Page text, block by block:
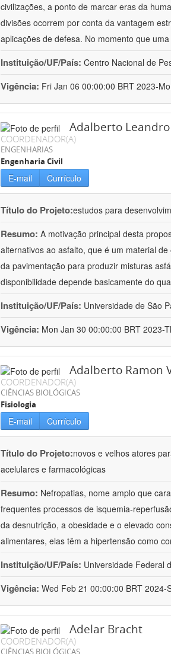
civilizações, a ponto de marcar eras da
divisões ocorrem por conta da vantagem
aplicações de defesa. No momento que
Instituição/UF/País: Centro Nacional de
Vigência: Fri Jan 06 00:00:00 BRT 2023-
Adalberto
COORDENADOR(A)
ENGENHARIAS
Engenharia Civil
E-mail Currículo
Título do Projeto:estudos para
Resumo: A motivação principal desta
alternativos ao asfalto, que é um material
da pavimentação para produzir misturas
disponibilidade depende basicamente do
Instituição/UF/País: Universidade de São
Vigência: Mon Jan 30 00:00:00 BRT 2023-
Adalberto Ramon
COORDENADOR(A)
CIÊNCIAS BIOLÓGICAS
Fisiologia
E-mail Currículo
Título do Projeto:novos e velhos atores
acelulares e farmacológicas
Resumo: Nefropatias, nome amplo que
frequentes processos de isquemia-
da desnutrição, a obesidade e o elevado
alimentares, elas têm a hipertensão como
Instituição/UF/País: Universidade Federal
Vigência: Wed Feb 21 00:00:00 BRT
Adelar Bracht
COORDENADOR(A)
CIÊNCIAS BIOLÓGICAS